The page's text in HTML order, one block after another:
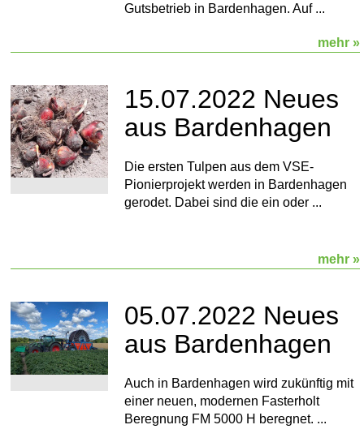
Gutsbetrieb in Bardenhagen. Auf ...
mehr »
15.07.2022 Neues
aus Bardenhagen
Die ersten Tulpen aus dem VSE-
Pionierprojekt werden in Bardenhagen
gerodet. Dabei sind die ein oder ...
mehr »
05.07.2022 Neues
aus Bardenhagen
Auch in Bardenhagen wird zukünftig mit
einer neuen, modernen Fasterholt
Beregnung FM 5000 H beregnet. ...